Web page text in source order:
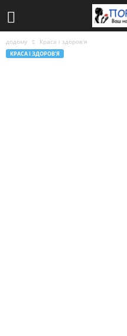
додому Краса і здоров'я
КРАСА І ЗДОРОВ'Я